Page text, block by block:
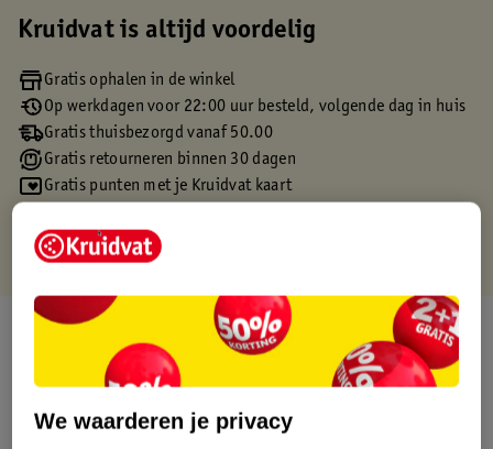
Kruidvat is altijd voordelig
Gratis ophalen in de winkel
Op werkdagen voor 22:00 uur besteld, volgende dag in huis
Gratis thuisbezorgd vanaf 50.00
Gratis retourneren binnen 30 dagen
Gratis punten met je Kruidvat kaart
Over dit product
Productinformatie
We waarderen je privacy